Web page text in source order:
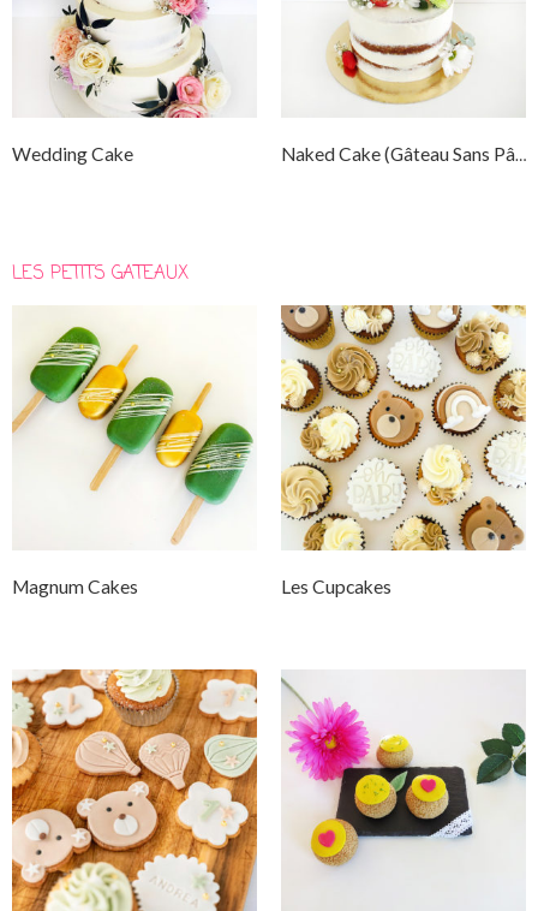
Wedding Cake Naked Cake (gâteau Sans Pâte À Sucre)
LES PETITS GATEAUX
Magnum Cakes Les Cupcakes